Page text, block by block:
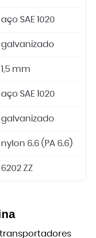
aço SAE 1020
galvanizado
1,5 mm
aço SAE 1020
galvanizado
nylon 6.6 (PA 6.6)
6202 ZZ